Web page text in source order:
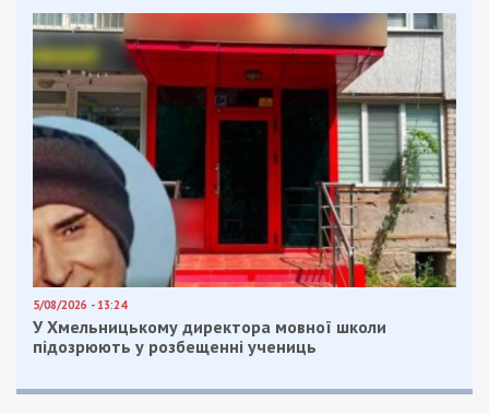
Сергія Риженка. І саме це викликало неабиякий
подив присутніх. Адже саме він, маючи і керівну
посаду, і депутатські повноваження, має бути
найбільше зацікавлений у дотриманні
справедливості щодо такого потужного
медзакладу. Тож ініціатива залучення
правоохоронних органів є найбільш дієвим
способом убезпечити лікарню від ризиків, про які
напередодні він сам публічно заявляв,
наголошуючи на важливості нормальної роботи
медзакладу.
А проте, далі у ситуації у правовому полі
розбиратимуться вже профільні відомства.